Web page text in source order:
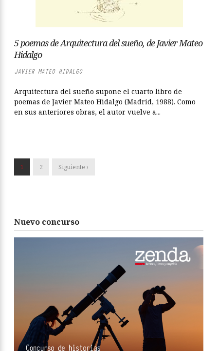
5 poemas de Arquitectura del sueño, de Javier Mateo
Hidalgo
JAVIER MATEO HIDALGO
Arquitectura del sueño supone el cuarto libro de
poemas de Javier Mateo Hidalgo (Madrid, 1988). Como
en sus anteriores obras, el autor vuelve a...
1 2 Siguiente ›
Nuevo concurso